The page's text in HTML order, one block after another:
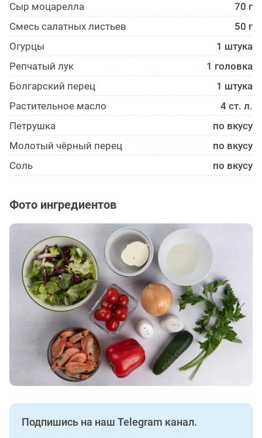
Сыр моцарелла
70 г
Смесь салатных листьев
50 г
Огурцы
1 штука
Репчатый лук
1 головка
Болгарский перец
1 штука
Растительное масло
4 ст. л.
Петрушка
по вкусу
Молотый чёрный перец
по вкусу
Соль
по вкусу
Фото ингредиентов
Подпишись на наш Telegram канал.